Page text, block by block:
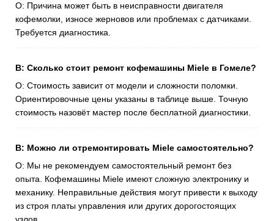
О: Причина может быть в неисправности двигателя
кофемолки, износе жерновов или проблемах с датчиками.
Требуется диагностика.
В: Сколько стоит ремонт кофемашины Miele в Гомеле?
О: Стоимость зависит от модели и сложности поломки.
Ориентировочные цены указаны в таблице выше. Точную
стоимость назовёт мастер после бесплатной диагностики.
В: Можно ли отремонтировать Miele самостоятельно?
О: Мы не рекомендуем самостоятельный ремонт без
опыта. Кофемашины Miele имеют сложную электронику и
механику. Неправильные действия могут привести к выходу
из строя платы управления или других дорогостоящих